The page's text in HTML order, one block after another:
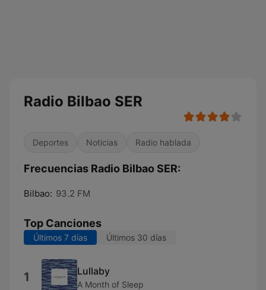
Radio Bilbao SER
Deportes Noticias Radio hablada
Frecuencias Radio Bilbao SER:
Bilbao: 93.2 FM
Top Canciones
Últimos 7 días Últimos 30 días
1 Lullaby
A Month of Sleep